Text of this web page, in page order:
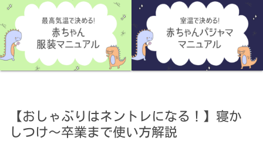
【おしゃぶりはネントレになる！】寝か
しつけ～卒業まで使い方解説